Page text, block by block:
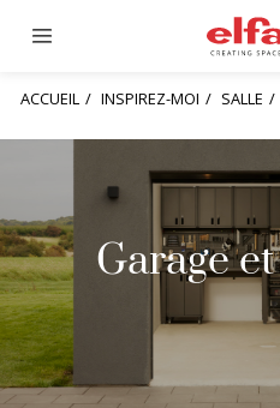
ACCUEIL INSPIREZ-MOI SALLE
Garage